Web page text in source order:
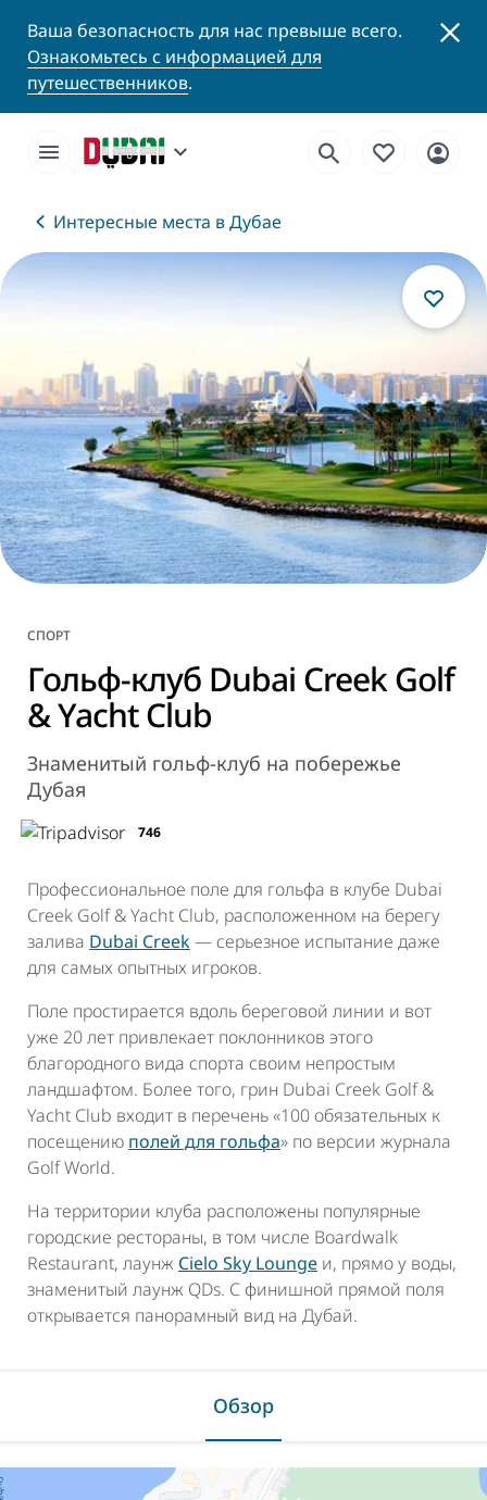
Ваша безопасность для нас превыше всего.
Ознакомьтесь с информацией для
путешественников.
Интересные места в Дубае
СПОРТ
Гольф-клуб Dubai Creek Golf
& Yacht Club
Знаменитый гольф-клуб на побережье
Дубая
746
Профессиональное поле для гольфа в клубе Dubai
Creek Golf & Yacht Club, расположенном на берегу
залива Dubai Creek— серьезное испытание даже
для самых опытных игроков.
Поле простирается вдоль береговой линии и вот
уже 20 лет привлекает поклонников этого
благородного вида спорта своим непростым
ландшафтом. Более того, грин Dubai Creek Golf &
Yacht Club входит в перечень «100 обязательных к
посещению полей для гольфа» по версии журнала
Golf World.
На территории клуба расположены популярные
городские рестораны, в том числе Boardwalk
Restaurant, лаунж Cielo Sky Lounge и, прямо у воды,
знаменитый лаунж QDs. С финишной прямой поля
открывается панорамный вид на Дубай.
Обзор